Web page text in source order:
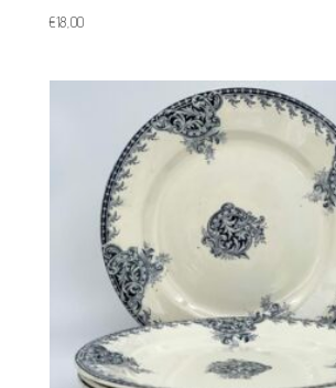
€18,00